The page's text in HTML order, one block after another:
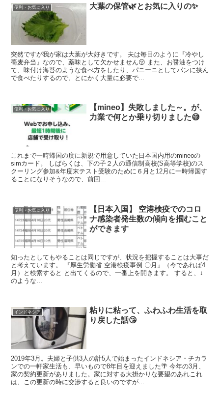
便利・お気に入り 大葉の保管🌿とお気に入りの✨️
突然ですが我が家は大葉が大好きです。 夫は毎日のように『冷やし
蕎麦弁当』なので、薬味として欠かせません😚 また、お醤油をつけ
て、味付け海苔のような食べ方をしたり、パニーニとしてパンに挟ん
で食べたりするので、とにかく大量に必要で...
便利・お気に入り
【mineo】失敗しました～。が、
力業で何とか乗り切りました😅
これまで一時帰国の度に新規で用意していた日本国内用のmineoの
simカード。 しばらくは、下の子２人の通信制高校(S高等学校)のス
クーリング参加&年度末テスト受験のために６月と12月に一時帰国す
ることになりそうなので、前回...
便利・お気に入り
【日本入国】 空港検疫でのコロ
ナ感染者発生数の傾向を掴むこと
ができます
知ったとしてもやることは同じですが、状況を把握することは大事だ
と考えています。 『厚生労働省 空港検疫事例 〇月』（今であれば4
月）と検索すると と出てくるので、一番上を開きます。 すると、↓
のような...
インドネシア
粘りに粘って、ふわふわ生活を取
り戻した話😘
2019年3月。夫婦と子供3人の計5人で始まったインドネシア・チカラ
ンでの一軒家生活も、早いもので8年目を迎えました🌴 今年の3月、
家の契約更新がありました。家に対する大掛かりな要望のあれこれ
は、この更新の時に交渉すると良いのですが...